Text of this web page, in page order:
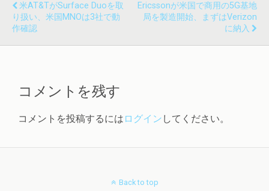
米AT&TがSurface Duoを取
り扱い、米国MNOは3社で動
作確認
Ericssonが米国で商用の5G基地
局を製造開始、まずはVerizon
に納入
コメントを残す
コメントを投稿するには ログイン してください。
Back to top